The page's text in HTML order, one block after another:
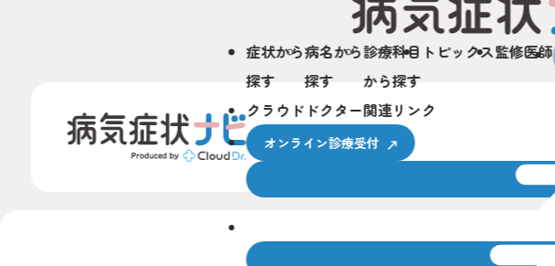
症状から
探す
病名から
探す
診療科目
から探す
トピックス監修医師
クラウドドクター関連リンク
オンライン診療受付